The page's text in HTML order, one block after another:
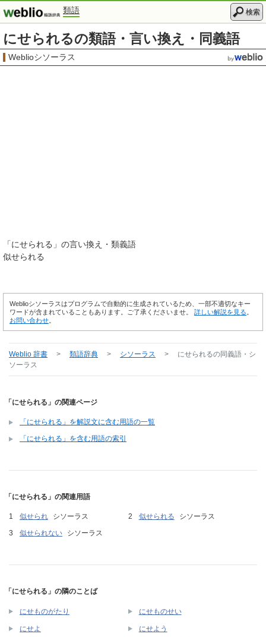
類語 検索
にせられるの類語・言い換え・同義語
Weblioシソーラス
「にせられる 」の言い換え・類義語
似せられる
Weblioシソーラスはプログラムで自動的に生成されているため、一部不適切なキー
ワードが含まれていることもあります。ご了承くださいませ。 詳しい解説を見る
お問い合わせ
Weblio 辞書 > 類語辞典 > シソーラス > にせられるの同義語・シ
ソーラス
「にせられる」の関連ページ
「にせられる」を解説文に含む用語の一覧
「にせられる」を含む用語の索引
「にせられる」の関連用語
似せられ シソーラス 似せられる
シソーラス
似せられない
シソーラス
「にせられる」の隣のことば
にせものがたり にせものせい
にせよ にせよう